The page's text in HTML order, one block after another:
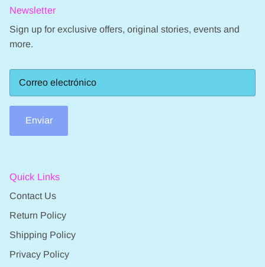
Newsletter
Sign up for exclusive offers, original stories, events and
more.
Enviar
Quick Links
Contact Us
Return Policy
Shipping Policy
Privacy Policy